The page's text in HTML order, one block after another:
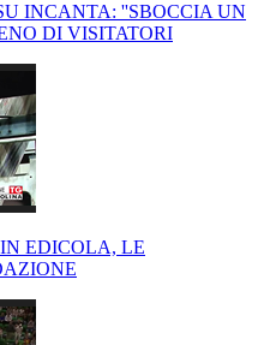
INCANTA: ''SBOCCIA UN
DI VISITATORI
EDICOLA, LE